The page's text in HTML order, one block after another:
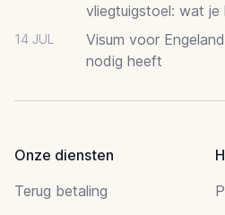
vliegtuigstoel: wat je
14 JUL
Visum voor
nodig heeft
Onze diensten
Terug betaling